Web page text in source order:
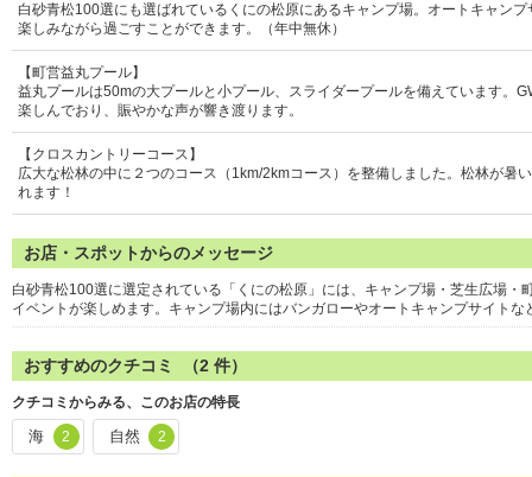
白砂青松100選にも選ばれているくにの松原にあるキャンプ場。オートキャン
楽しみながら過ごすことができます。（年中無休）
【町営益丸プール】
益丸プールは50mの大プールと小プール、スライダープールを備えています。
楽しんでおり、賑やかな声が響き渡ります。
【クロスカントリーコース】
広大な松林の中に２つのコース（1km/2kmコース）を整備しました。松林が暑
れます！
お店・スポットからのメッセージ
白砂青松100選に選定されている「くにの松原」には、キャンプ場・芝生広場
イベントが楽しめます。キャンプ場内にはバンガローやオートキャンプサイト
おすすめのクチコミ （2 件）
クチコミからみる、このお店の特長
海 2 自然 2